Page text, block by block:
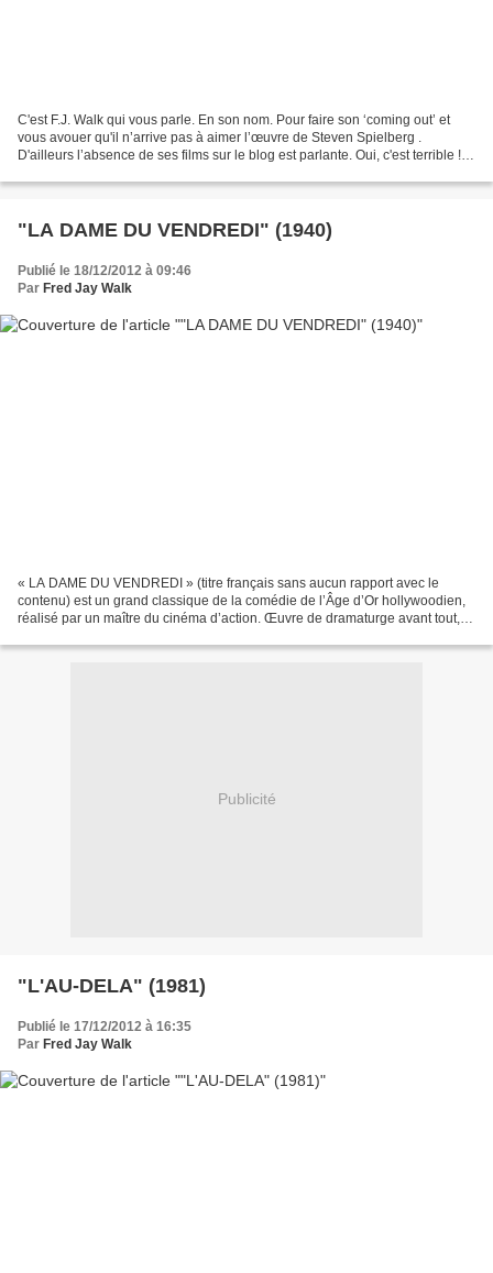
C'est F.J. Walk qui vous parle. En son nom. Pour faire son ‘coming out’ et
vous avouer qu'il n’arrive pas à aimer l’œuvre de Steven Spielberg .
D'ailleurs l’absence de ses films sur le blog est parlante. Oui, c'est terrible !
"LA DAME DU VENDREDI" (1940)
Publié le 18/12/2012 à 09:46
Par Fred Jay Walk
« LA DAME DU VENDREDI » (titre français sans aucun rapport avec le
contenu) est un grand classique de la comédie de l’Âge d’Or hollywoodien,
réalisé par un maître du cinéma d’action. Œuvre de dramaturge avant tout, le
Publicité
"L'AU-DELA" (1981)
Publié le 17/12/2012 à 16:35
Par Fred Jay Walk